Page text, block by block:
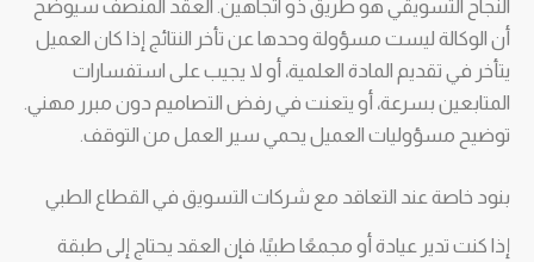
النجاح التسويقي هو طريق ذو اتجاهين. العقد المنصف سيوضح
أن الوكالة ليست مسؤولة وحدها عن تأخر النتائج إذا كان العميل
يتأخر في تقديم المادة العلمية، أو لا يجيب على استفسارات
المتابعين بسرعة، أو يتعنت في رفض التصاميم دون مبرر مهني.
توضيح مسؤوليات العميل يحمي سير العمل من التوقف.
بنود خاصة عند التعاقد مع شركات التسويق في القطاع الطبي
إذا كنت تدير عيادة أو مجمعًا طبيًا، فإن العقد يحتاج إلى طبقة